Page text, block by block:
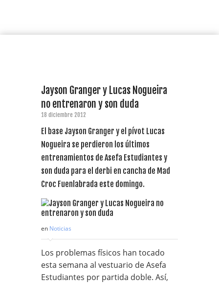
Jayson Granger y Lucas Nogueira
no entrenaron y son duda
18 diciembre 2012
El base Jayson Granger y el pívot Lucas
Nogueira se perdieron los últimos
entrenamientos de Asefa Estudiantes y
son duda para el derbi en cancha de Mad
Croc Fuenlabrada este domingo.
en Noticias
Los problemas físicos han tocado
esta semana al vestuario de Asefa
Estudiantes por partida doble. Así,